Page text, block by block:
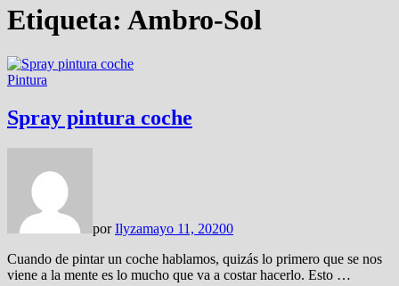
Etiqueta: Ambro-Sol
Pintura
Spray pintura coche
porIlyzamayo 11, 20200
Cuando de pintar un coche hablamos, quizás lo primero que se nos
viene a la mente es lo mucho que va a costar hacerlo. Esto …